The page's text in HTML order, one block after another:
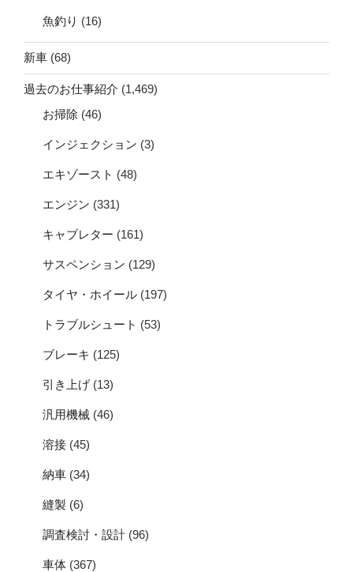
魚釣り (16)
新車 (68)
過去のお仕事紹介 (1,469)
お掃除 (46)
インジェクション (3)
エキゾースト (48)
エンジン (331)
キャブレター (161)
サスペンション (129)
タイヤ・ホイール (197)
トラブルシュート (53)
ブレーキ (125)
引き上げ (13)
汎用機械 (46)
溶接 (45)
納車 (34)
縫製 (6)
調査検討・設計 (96)
車体 (367)